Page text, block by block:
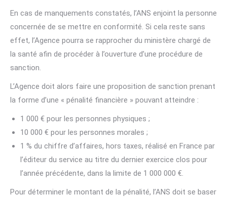
En cas de manquements constatés, l’ANS enjoint la personne
concernée de se mettre en conformité. Si cela reste sans
effet, l’Agence pourra se rapprocher du ministère chargé de
la santé afin de procéder à l’ouverture d’une procédure de
sanction.
L’Agence doit alors faire une proposition de sanction prenant
la forme d’une « pénalité financière » pouvant atteindre :
1 000 € pour les personnes physiques ;
10 000 € pour les personnes morales ;
1 % du chiffre d’affaires, hors taxes, réalisé en France par
l’éditeur du service au titre du dernier exercice clos pour
l’année précédente, dans la limite de 1 000 000 €.
Pour déterminer le montant de la pénalité, l’ANS doit se baser